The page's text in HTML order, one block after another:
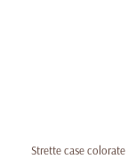
Strette case